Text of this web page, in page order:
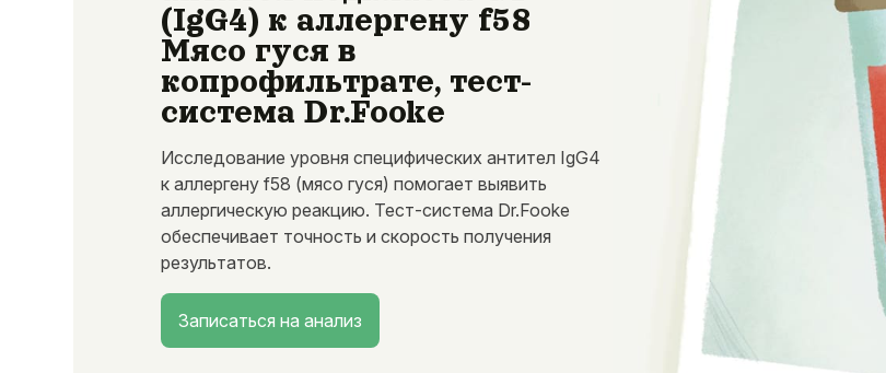
(IgG4) к аллергену f58
Мясо гуся в
копрофильтрате, тест-
система Dr.Fooke
Исследование уровня специфических антител IgG4
к аллергену f58 (мясо гуся) помогает выявить
аллергическую реакцию. Тест-система Dr.Fooke
обеспечивает точность и скорость получения
результатов.
Записаться на анализ